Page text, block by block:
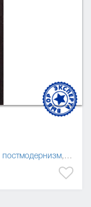
постмодернизм,